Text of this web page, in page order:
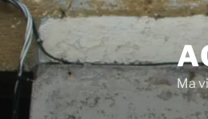
Zum
Inhalt
springen
Ma